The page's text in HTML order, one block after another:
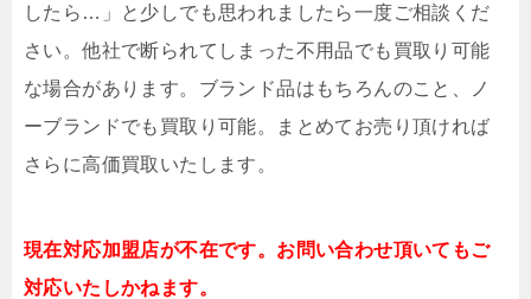
したら…」と少しでも思われましたら一度ご相談くだ
さい。他社で断られてしまった不用品でも買取り可能
な場合があります。ブランド品はもちろんのこと、ノ
ーブランドでも買取り可能。まとめてお売り頂ければ
さらに高価買取いたします。
現在対応加盟店が不在です。お問い合わせ頂いてもご
対応いたしかねます。